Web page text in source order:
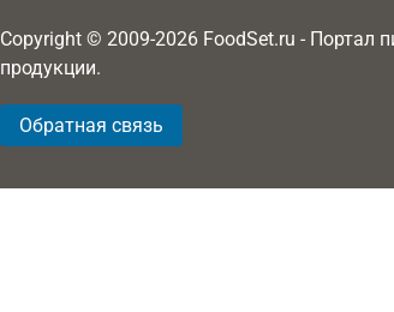
Copyright © 2009-2026 FoodSet.ru -
продукции.
Обратная связь